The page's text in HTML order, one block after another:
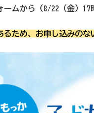
ームから（8/22（金）
るため、お申し込みのな